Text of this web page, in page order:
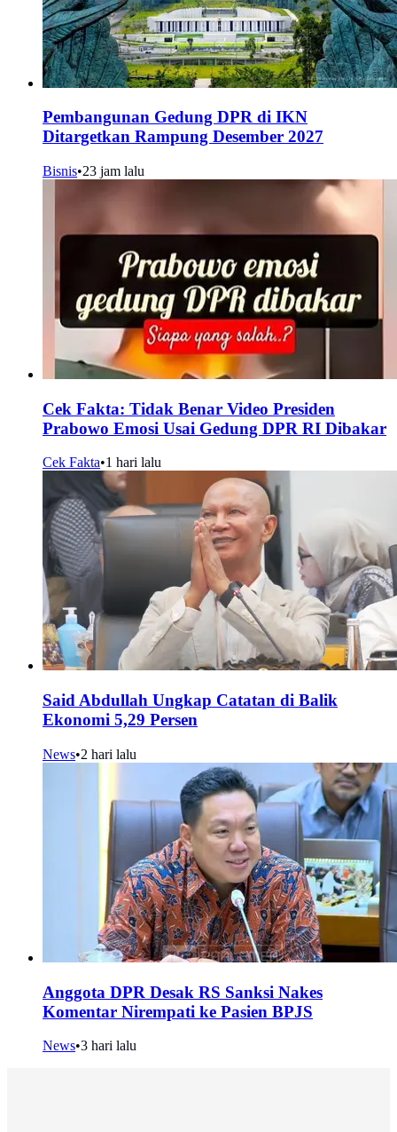
Pembangunan Gedung DPR di IKN
Ditargetkan Rampung Desember 2027
Bisnis•23 jam lalu
Cek Fakta: Tidak Benar Video Presiden
Prabowo Emosi Usai Gedung DPR RI Dibakar
Cek Fakta•1 hari lalu
Said Abdullah Ungkap Catatan di Balik
Ekonomi 5,29 Persen
News•2 hari lalu
Anggota DPR Desak RS Sanksi Nakes
Komentar Nirempati ke Pasien BPJS
News•3 hari lalu